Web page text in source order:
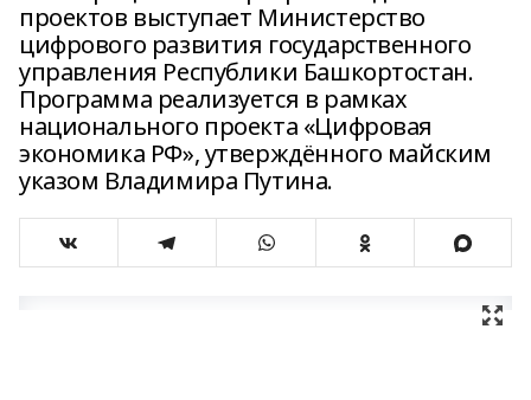
проектов выступает Министерство
цифрового развития государственного
управления Республики Башкортостан.
Программа реализуется в рамках
национального проекта «Цифровая
экономика РФ», утверждённого майским
указом Владимира Путина.